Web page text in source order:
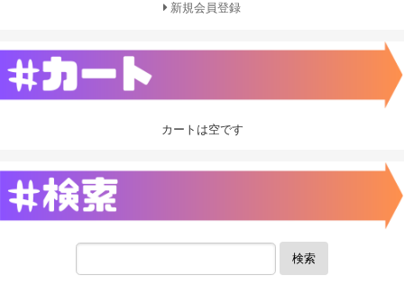
新規会員登録
カートは空です
検索